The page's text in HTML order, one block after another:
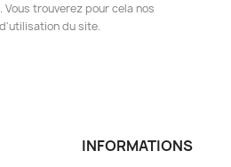
trouverez pour cela nos
du site.
INFORMATIONS